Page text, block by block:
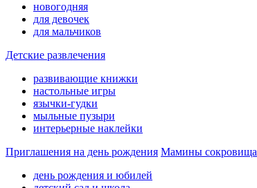
новогодняя
для девочек
для мальчиков
Детские развлечения
развивающие книжки
настольные игры
язычки-гудки
мыльные пузыри
интерьерные наклейки
Приглашения на день рождения Мамины сокровища
день рождения и юбилей